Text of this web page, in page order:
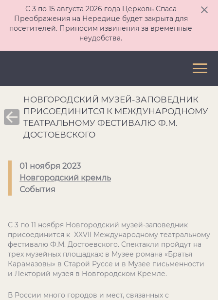
С 3 по 15 августа 2026 года Церковь Спаса
Преображения на Нередице будет закрыта для
посетителей. Приносим извинения за временные
неудобства.
НОВГОРОДСКИЙ МУЗЕЙ-ЗАПОВЕДНИК
ПРИСОЕДИНИТСЯ К МЕЖДУНАРОДНОМУ
ТЕАТРАЛЬНОМУ ФЕСТИВАЛЮ Ф.М.
ДОСТОЕВСКОГО
01 ноября 2023
Новгородский кремль
События
С 3 по 11 ноября Новгородский музей-заповедник
присоединится к XXVII Международному театральному
фестивалю Ф.М. Достоевского. Спектакли пройдут на
трех музейных площадках: в Музее романа «Братья
Карамазовы» в Старой Руссе и в Музее письменности
и Лекторий музея в Новгородском Кремле.
В России много городов и мест, связанных с